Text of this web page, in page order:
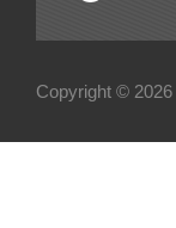
Copyright ©